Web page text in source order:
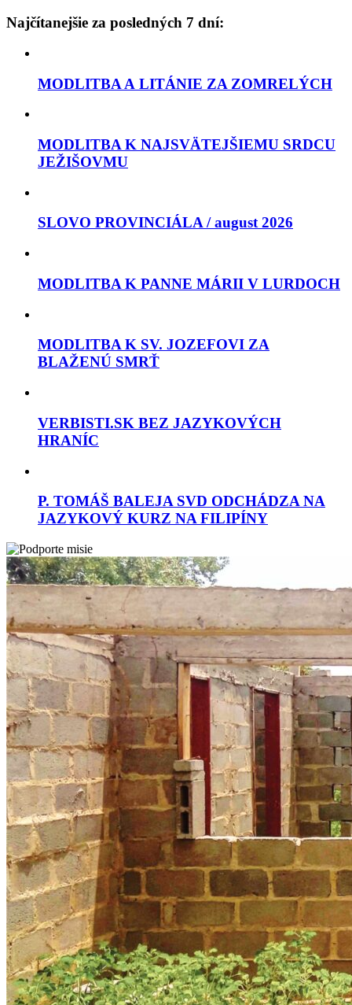
Najčítanejšie za posledných 7 dní:
MODLITBA A LITÁNIE ZA ZOMRELÝCH
MODLITBA K NAJSVÄTEJŠIEMU SRDCU
JEŽIŠOVMU
SLOVO PROVINCIÁLA / august 2026
MODLITBA K PANNE MÁRII V LURDOCH
MODLITBA K SV. JOZEFOVI ZA
BLAŽENÚ SMRŤ
VERBISTI.SK BEZ JAZYKOVÝCH
HRANÍC
P. TOMÁŠ BALEJA SVD ODCHÁDZA NA
JAZYKOVÝ KURZ NA FILIPÍNY